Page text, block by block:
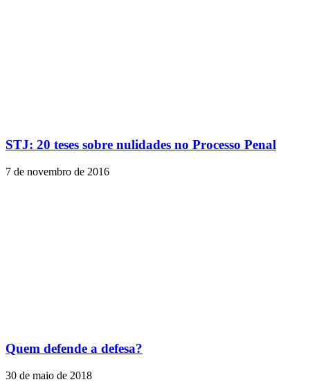
STJ: 20 teses sobre nulidades no Processo Penal
7 de novembro de 2016
Quem defende a defesa?
30 de maio de 2018